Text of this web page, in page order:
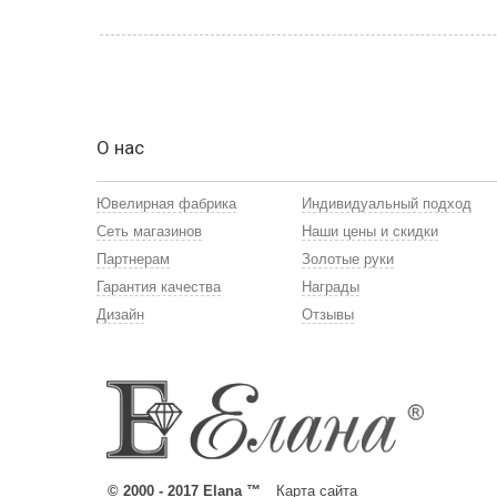
О нас
Ювелирная фабрика
Сеть магазинов
Партнерам
Гарантия качества
Дизайн
Индивидуальный подход
Наши цены и скидки
Золотые руки
Награды
Отзывы
© 2000 - 2017 Elana ™ Карта сайта